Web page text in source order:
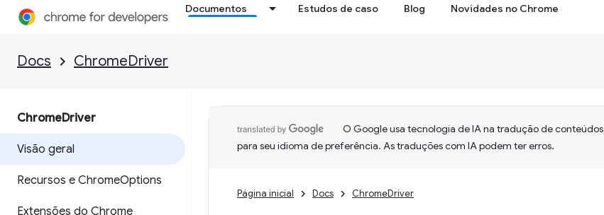
Documentos Estudos de caso Blog Novidades no Chrome
Docs ChromeDriver
ChromeDriver
Visão geral
Recursos e ChromeOptions
Extensões do Chrome
O Google usa tecnologia de IA na tradução de conteúdos
para seu idioma de preferência. As traduções com IA podem ter erros.
Página inicial Docs ChromeDriver